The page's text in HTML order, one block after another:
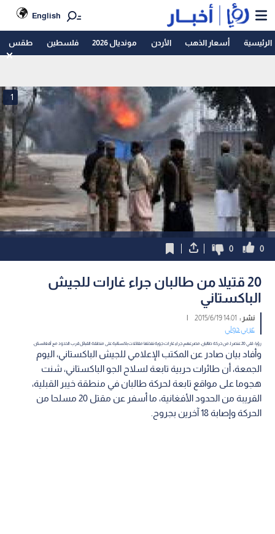
English
الرئيسية أسعار الذهب الأردن مونديال 2026 فلسطين طقس
1
0
0
20 قتيلا من طالبان جراء غارات للجيش
الباكستاني
نشر : 14:01 2015/6/19
|
عربي دولي
رؤيا - لقي 20 عنصرا، من حركة طالبان، مصرعهم، جراء غارات جوية نفذتها مقاتلات باكستانية على منطقة القبائل قرب الحدود مع أفغانستان.
وأفاد بيان صادر عن المكتب الإعلامي للجيش الباكستاني، اليوم
الجمعة، أن طائرات حربية تابعة لسلاح الجو الباكستاني، شنت
هجوما على مواقع تابعة لحركة طالبان في منطقة خيبر القبلية،
القريبة من الحدود الأفغانية، ما أسفر عن مقتل 20 مسلحا من
الحركة وإصابة 18 آخرين بجروح.